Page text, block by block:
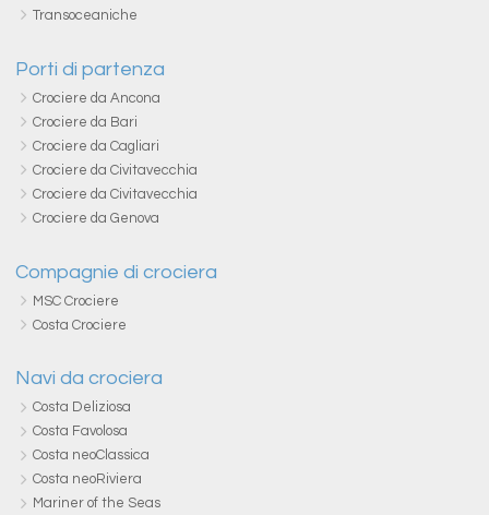
Transoceaniche
Porti di partenza
Crociere da Ancona
Crociere da Bari
Crociere da Cagliari
Crociere da Civitavecchia
Crociere da Civitavecchia
Crociere da Genova
Compagnie di crociera
MSC Crociere
Costa Crociere
Navi da crociera
Costa Deliziosa
Costa Favolosa
Costa neoClassica
Costa neoRiviera
Mariner of the Seas